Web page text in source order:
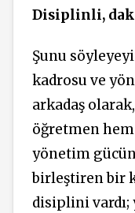
Disiplinli,
Şunu
kadrosu ve
arkadaş
öğretmen
yönetim
birleştiren bir
disiplini vardı;